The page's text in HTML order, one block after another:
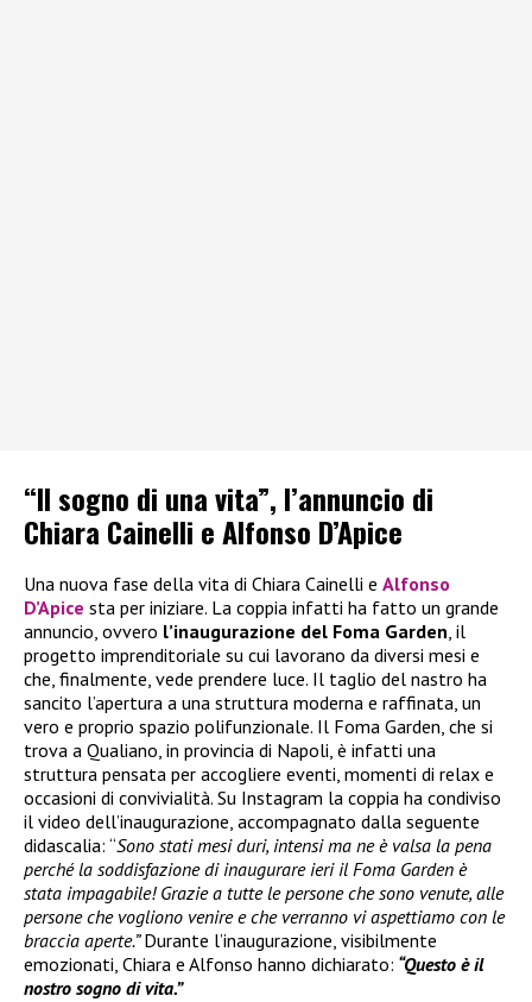
“Il sogno di una vita”, l’annuncio di
Chiara Cainelli e Alfonso D’Apice
Una nuova fase della vita di Chiara Cainelli e Alfonso
D’Apice sta per iniziare. La coppia infatti ha fatto un grande
annuncio, ovvero l’inaugurazione del Foma Garden, il
progetto imprenditoriale su cui lavorano da diversi mesi e
che, finalmente, vede prendere luce. Il taglio del nastro ha
sancito l’apertura a una struttura moderna e raffinata, un
vero e proprio spazio polifunzionale. Il Foma Garden, che si
trova a Qualiano, in provincia di Napoli, è infatti una
struttura pensata per accogliere eventi, momenti di relax e
occasioni di convivialità. Su Instagram la coppia ha condiviso
il video dell’inaugurazione, accompagnato dalla seguente
didascalia: “Sono stati mesi duri, intensi ma ne è valsa la pena
perché la soddisfazione di inaugurare ieri il Foma Garden è
stata impagabile! Grazie a tutte le persone che sono venute, alle
persone che vogliono venire e che verranno vi aspettiamo con le
braccia aperte.”Durante l’inaugurazione, visibilmente
emozionati, Chiara e Alfonso hanno dichiarato: “Questo è il
nostro sogno di vita.”